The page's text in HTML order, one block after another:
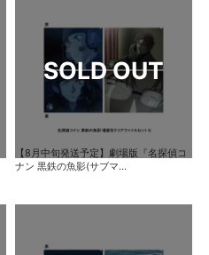
【8月中旬発送予定】劇場版『名探偵コ
ナン 黒鉄の魚影(サブマ...